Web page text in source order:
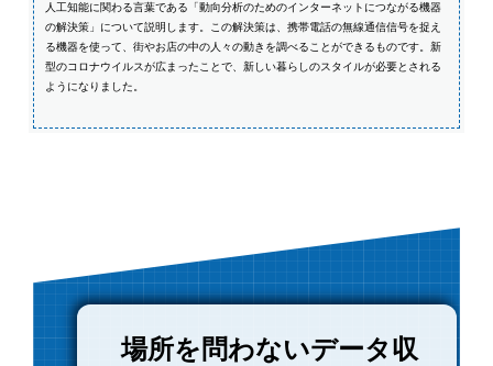
人工知能に関わる言葉である「動向分析のためのインターネットにつながる機器
の解決策」について説明します。この解決策は、携帯電話の無線通信信号を捉え
る機器を使って、街やお店の中の人々の動きを調べることができるものです。新
型のコロナウイルスが広まったことで、新しい暮らしのスタイルが必要とされる
ようになりました。
場所を問わないデータ収